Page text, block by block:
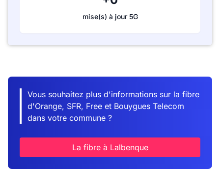
mise(s) à jour 5G
Vous souhaitez plus d'informations sur la fibre
d'Orange, SFR, Free et Bouygues Telecom
dans votre commune ?
La fibre à Lalbenque